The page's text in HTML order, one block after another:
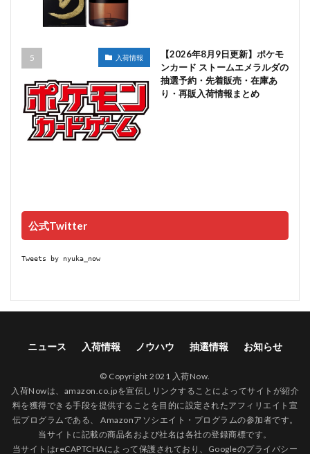
入荷情報
【2026年8月9日更新】ポケモ
ンカード ストームエメラルダの
抽選予約・先着販売・在庫あ
り・再販入荷情報まとめ
公式Twitter
Tweets by nyuka_now
ニュース 入荷情報 ノウハウ 抽選情報 お知らせ
© Copyright 2021 入荷Now.
入荷Nowは、amazon.co.jpを宣伝しリンクすることによってサイトが紹介
料を獲得できる手段を提供することを目的に設定されたアフィリエイト宣
伝プログラムである、 Amazonアソシエイト・プログラムの参加者です。
当サイトに記載の商品名および社名は各社の登録商標です。
当サイトはreCAPTCHAによって保護されており、Googleのプライバシー